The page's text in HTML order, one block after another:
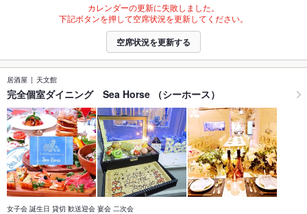
カレンダーの更新に失敗しました。
下記ボタンを押して空席状況を更新してください。
空席状況を更新する
居酒屋 天文館
完全個室ダイニング Sea Horse （シーホース）
女子会 誕生日 貸切 歓送迎会 宴会 二次会